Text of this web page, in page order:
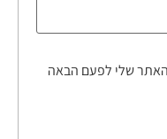
שלי לפעם הבאה